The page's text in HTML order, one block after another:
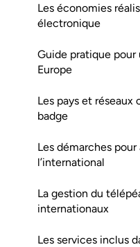
Les économies
électronique
Guide pratique
Europe
Les pays et
badge
Les démarches
l’international
La gestion du
internationaux
Les services inclus